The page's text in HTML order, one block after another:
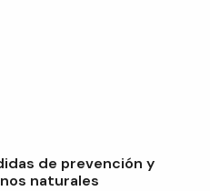
de prevención y
naturales